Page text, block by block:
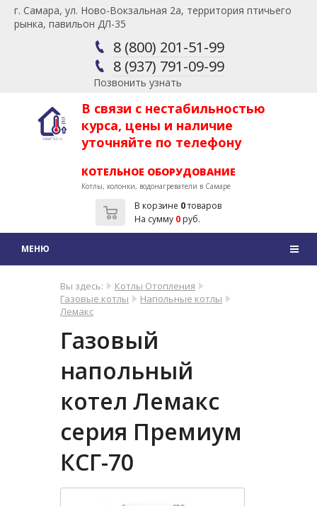
г. Самара, ул. Ново-Вокзальная 2а, территория птичьего
рынка, павильон ДЛ-35
8 (800) 201-51-99
8 (937) 791-09-99
Позвонить узнать
В связи с нестабильностью
курса, цены и наличие
уточняйте по телефону
КОТЕЛЬНОЕ ОБОРУДОВАНИЕ
Котлы, колонки, водонагреватели в Самаре
В корзине 0товаров
На сумму 0руб.
Вы здесь:
Котлы Отопления
Газовые котлы
Напольные котлы
Лемакс
Газовый
напольный
котел Лемакс
серия Премиум
КСГ-70